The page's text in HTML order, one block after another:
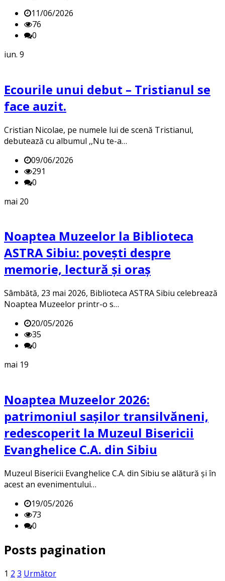
11/06/2026
76
0
iun. 9
Ecourile unui debut – Tristianul se
face auzit.
Cristian Nicolae, pe numele lui de scenă Tristianul,
debutează cu albumul ,,Nu te-a…
09/06/2026
291
0
mai 20
Noaptea Muzeelor la Biblioteca
ASTRA Sibiu: povești despre
memorie, lectură și oraș
Sâmbătă, 23 mai 2026, Biblioteca ASTRA Sibiu celebrează
Noaptea Muzeelor printr-o s…
20/05/2026
35
0
mai 19
Noaptea Muzeelor 2026:
patrimoniul sașilor transilvăneni,
redescoperit la Muzeul Bisericii
Evanghelice C.A. din Sibiu
Muzeul Bisericii Evanghelice C.A. din Sibiu se alătură și în
acest an evenimentului…
19/05/2026
73
0
Posts pagination
1 2 3 Următor